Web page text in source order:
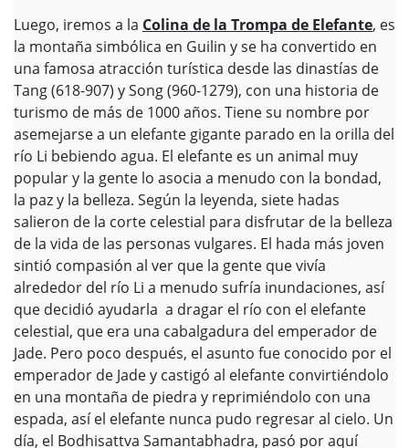
Luego, iremos a la Colina de la Trompa de Elefante, es
la montaña simbólica en Guilin y se ha convertido en
una famosa atracción turística desde las dinastías de
Tang (618-907) y Song (960-1279), con una historia de
turismo de más de 1000 años. Tiene su nombre por
asemejarse a un elefante gigante parado en la orilla del
río Li bebiendo agua. El elefante es un animal muy
popular y la gente lo asocia a menudo con la bondad,
la paz y la belleza. Según la leyenda, siete hadas
salieron de la corte celestial para disfrutar de la belleza
de la vida de las personas vulgares. El hada más joven
sintió compasión al ver que la gente que vivía
alrededor del río Li a menudo sufría inundaciones, así
que decidió ayudarla a dragar el río con el elefante
celestial, que era una cabalgadura del emperador de
Jade. Pero poco después, el asunto fue conocido por el
emperador de Jade y castigó al elefante convirtiéndolo
en una montaña de piedra y reprimiéndolo con una
espada, así el elefante nunca pudo regresar al cielo. Un
día, el Bodhisattva Samantabhadra, pasó por aquí